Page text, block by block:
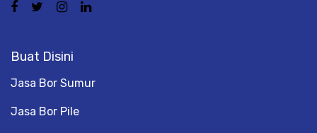
Buat Disini
Jasa Bor Sumur
Jasa Bor Pile